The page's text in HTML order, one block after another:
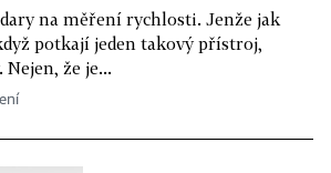
na měření rychlosti. Jenže jak
potkají jeden takový přístroj,
že je...